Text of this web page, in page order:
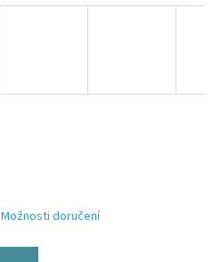
Možnosti doručení